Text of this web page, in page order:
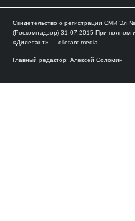
Свидетельство о регистрации СМИ Эл
(Роскомнадзор) 31.07.2015 При полном
«Дилетант» — diletant.media.
Главный редактор: Алексей Соломин